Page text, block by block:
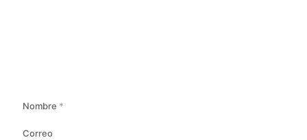
Nombre *
Correo